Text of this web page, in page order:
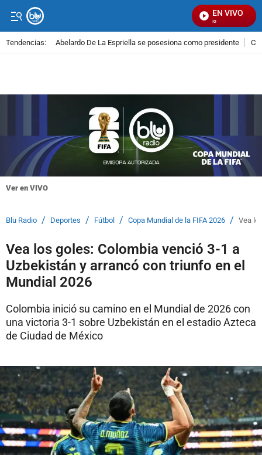
EN VIVO
Tendencias: Abelardo De La Espriella se posesiona como presidente
Ver en VIVO
Blu Radio / Deportes / Fútbol / Copa Mundial de la FIFA 2026 / Vea
Vea los goles: Colombia venció 3-1 a
Uzbekistán y arrancó con triunfo en el
Mundial 2026
Colombia inició su camino en el Mundial de 2026 con
una victoria 3-1 sobre Uzbekistán en el estadio Azteca
de Ciudad de México